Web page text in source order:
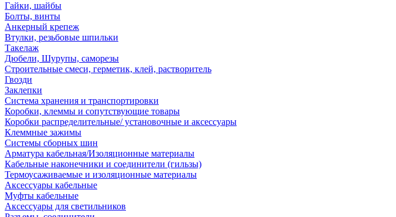
Гайки, шайбы
Болты, винты
Анкерный крепеж
Втулки, резьбовые шпильки
Такелаж
Дюбели, Шурупы, саморезы
Строительные смеси, герметик, клей, растворитель
Гвозди
Заклепки
Система хранения и транспортировки
Коробки, клеммы и сопутствующие товары
Коробки распределительные/ установочные и аксессуары
Клеммные зажимы
Системы сборных шин
Арматура кабельная/Изоляционные материалы
Кабельные наконечники и соединители (гильзы)
Термоусаживаемые и изоляционные материалы
Аксессуары кабельные
Муфты кабельные
Аксессуары для светильников